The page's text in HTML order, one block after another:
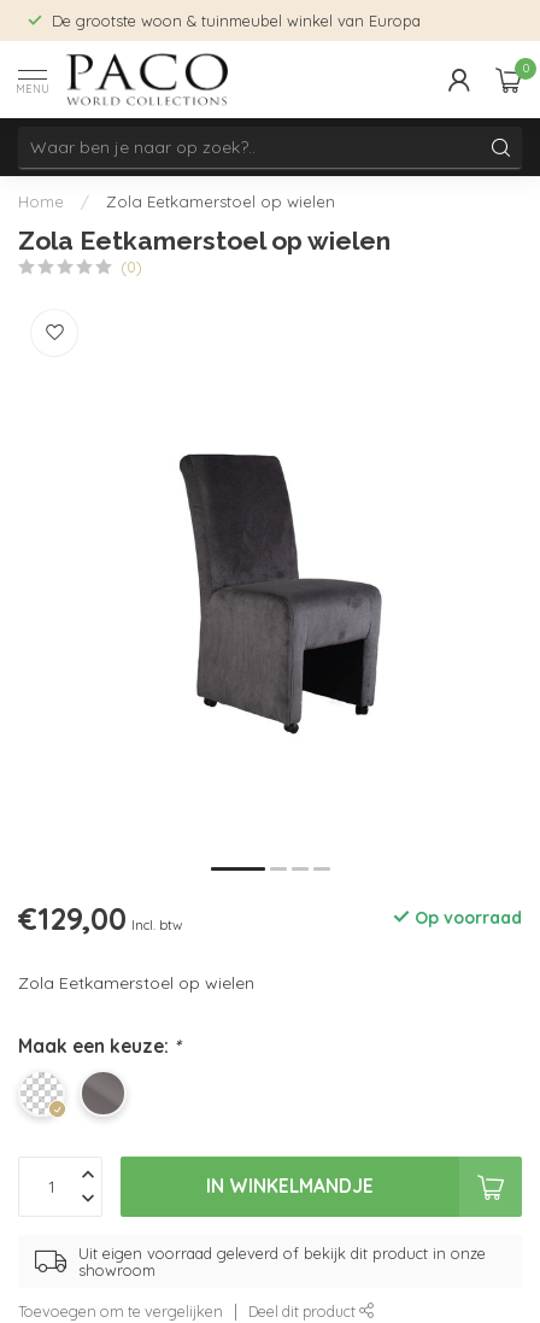
De grootste woon & tuinmeubel winkel van Europa
MENU
0
Home / Zola Eetkamerstoel op wielen
Zola Eetkamerstoel op wielen
(0)
€129,00 Incl. btw Op voorraad
Zola Eetkamerstoel op wielen
Maak een keuze: *
IN WINKELMANDJE
Uit eigen voorraad geleverd of bekijk dit product in onze
showroom
Toevoegen om te vergelijken Deel dit product